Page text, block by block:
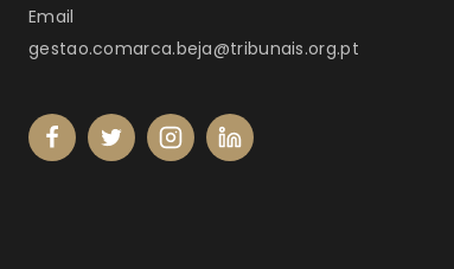
Email
gestao.comarca.beja@tribunais.org.pt